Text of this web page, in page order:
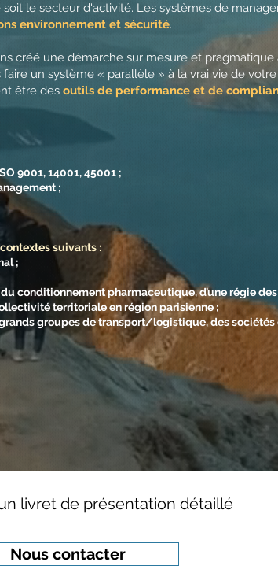
le secteur d'activité. Les systèmes de
environnement et sécurité.
créé une démarche sur mesure et pragmatique
faire un système « parallèle » à la vrai vie de
être des outils de performance et de
9001, 14001, 45001 ;
;
suivants :
;
conditionnement pharmaceutique, d’une régie des
territoriale en région parisienne ;
groupes de transport/logistique, des sociétés
livret de présentation détaillé
Nous contacter